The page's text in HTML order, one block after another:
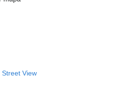
Street View